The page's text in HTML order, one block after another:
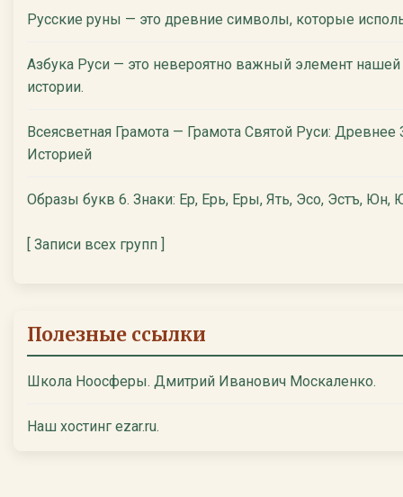
Русские руны — это древние символы, которые
Азбука Руси — это невероятно важный элемент
истории.
Всеясветная Грамота — Грамота Святой Руси:
Историей
Образы букв 6. Знаки: Ер, Ерь, Еры, Ять, Эсо, Эстъ, Юн,
[ Записи всех групп ]
Полезные ссылки
Школа Ноосферы. Дмитрий Иванович Москаленко.
Наш хостинг ezar.ru.